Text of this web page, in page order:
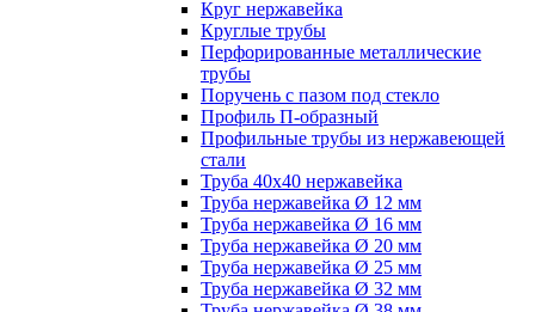
Круг нержавейка
Круглые трубы
Перфорированные металлические
трубы
Поручень с пазом под стекло
Профиль П-образный
Профильные трубы из нержавеющей
стали
Труба 40х40 нержавейка
Труба нержавейка Ø 12 мм
Труба нержавейка Ø 16 мм
Труба нержавейка Ø 20 мм
Труба нержавейка Ø 25 мм
Труба нержавейка Ø 32 мм